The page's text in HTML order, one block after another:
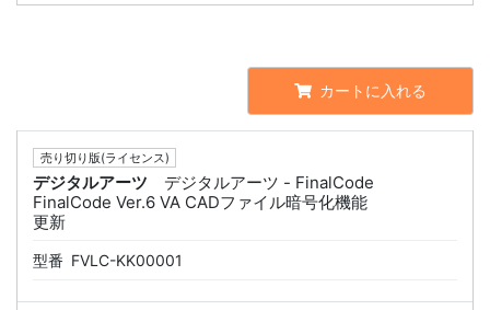
カートに入れる
売り切り版(ライセンス)
デジタルアーツ
デジタルアーツ - FinalCode
FinalCode Ver.6 VA CADファイル暗号化機能
更新
型番 FVLC-KK00001